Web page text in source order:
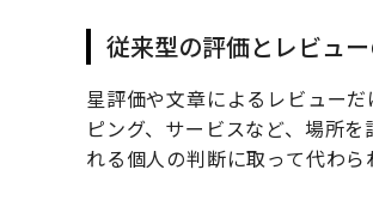
従来型の評価とレビュ
星評価や文章によるレビュー
ピング、サービスなど、場所
れる個人の判断に取って代わら